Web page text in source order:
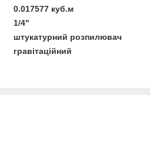
0.017577 куб.м
1/4"
штукатурний розпилювач
гравітаційний